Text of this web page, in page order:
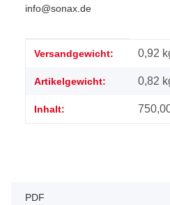
info@sonax.de
Produkteigenschaft
Wert
Versandgewicht: 0,92
Artikelgewicht: 0,82
Inhalt:
PDF